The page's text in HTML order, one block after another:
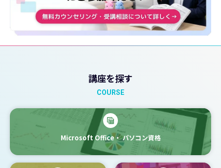
講座を探す
COURSE
Microsoft Office・パソコン資格